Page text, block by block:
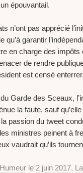
épouvantail.
n’ont pas apprécié
qu’à garantir
en charge des
de rendre
est censé enterrer.
Garde des Sceaux,
la faute, sauf
passion du tweet
les ministres peinent à
vaudrait qu’ils
Humeur le 2 juin 2017.